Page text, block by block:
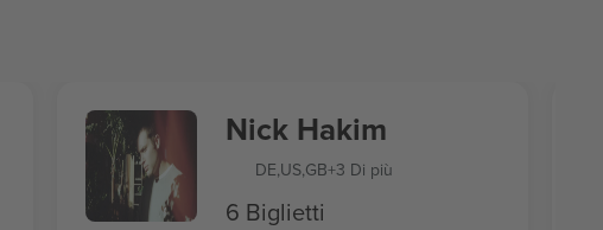
Nick Hakim
DE,US,GB+3 Di più
6 Biglietti